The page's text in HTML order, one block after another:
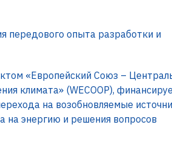
передового опыта разработки и
«Европейский Союз –
климата» (WECOOP),
на возобновляемые
на энергию и решения вопросов